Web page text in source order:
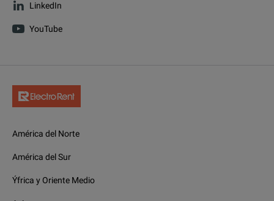
LinkedIn
YouTube
América del Norte
América del Sur
Ýfrica y Oriente Medio